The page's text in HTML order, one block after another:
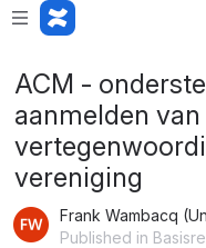
ACM -
aanmelden van
vereniging
Frank Wambacq
Published in